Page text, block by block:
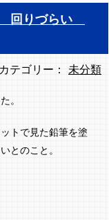
回りづらい
カテゴリー： 未分類
。
トで見た鉛筆を塗
とのこと。